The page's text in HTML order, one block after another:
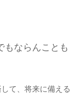
もならんことも
て、将来に備える